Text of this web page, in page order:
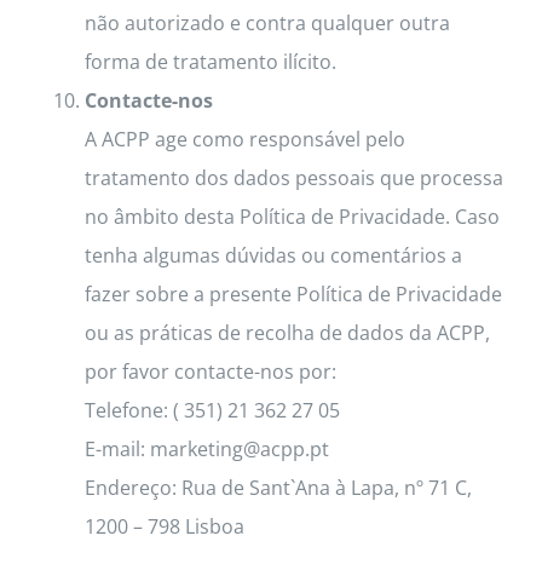
não autorizado e contra qualquer outra
forma de tratamento ilícito.
Contacte-nos
A ACPP age como responsável pelo
tratamento dos dados pessoais que processa
no âmbito desta Política de Privacidade. Caso
tenha algumas dúvidas ou comentários a
fazer sobre a presente Política de Privacidade
ou as práticas de recolha de dados da ACPP,
por favor contacte-nos por:
Telefone: ( 351) 21 362 27 05
E-mail: marketing@acpp.pt
Endereço: Rua de Sant`Ana à Lapa, nº 71 C,
1200 – 798 Lisboa